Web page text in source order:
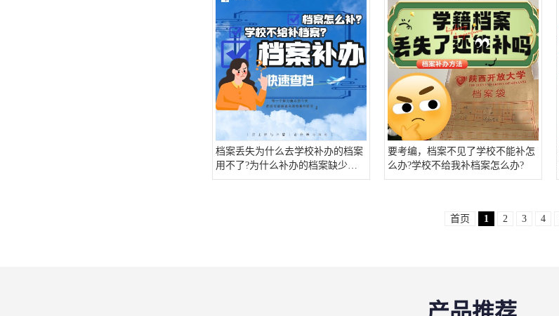
档案丢失为什么去学校补办的档案
用不了?为什么补办的档案缺少材
料?
要考编，档案不见了学校不能补怎
么办?学校不给我补档案怎么办?
首页 1 2 3 4